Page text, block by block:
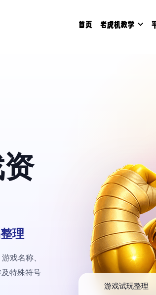
首页 老虎机教学
理
戏名称、
特殊符号
游戏试玩整理